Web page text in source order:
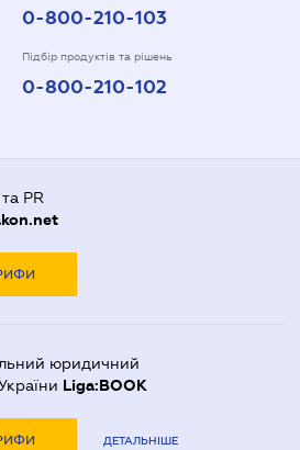
0-800-210-103
Підбір продуктів та рішень
0-800-210-102
PR
юридичний
Liga:BOOK
ДЕТАЛЬНІШЕ